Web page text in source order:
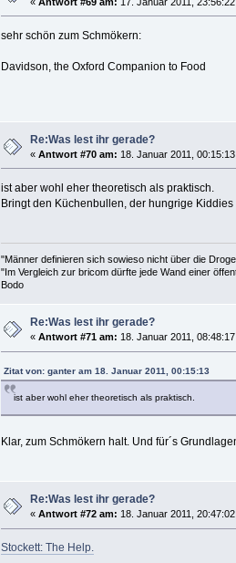
sehr schön zum Schmökern:
Davidson, the Oxford Companion to Food
Re:Was lest ihr gerade?
«Antwort #70 am: 18. Januar 2011,
ist aber wohl eher theoretisch als praktisch.
Bringt den Küchenbullen, der hungrige
"Männer definieren sich sowieso nicht über die
"Im Vergleich zur bricom dürfte jede Wand einer
Bodo
Re:Was lest ihr gerade?
«Antwort #71 am: 18. Januar 2011,
Zitat von: ganter am 18. Januar 2011, 00:15:13
ist aber wohl eher theoretisch als praktisch.
Klar, zum Schmökern halt. Und für´s
Re:Was lest ihr gerade?
«Antwort #72 am: 18. Januar 2011,
Stockett: The Help.